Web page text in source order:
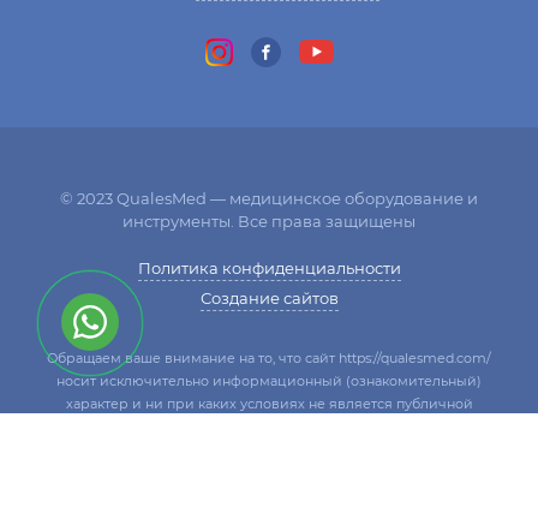
© 2023 QualesMed — медицинское оборудование и
инструменты. Все права защищены
Политика конфиденциальности
Создание сайтов
Обращаем ваше внимание на то, что сайт https://qualesmed.com/
носит исключительно информационный (ознакомительный)
характер и ни при каких условиях не является публичной